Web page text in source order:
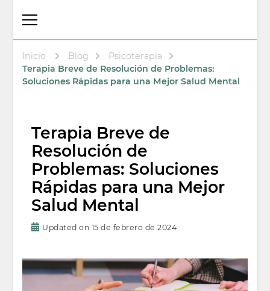
Laboral y
Psicoterapeuta
Inicio Blog
Psicoterapia
Terapia Breve de Resolución de Problemas:
Soluciones Rápidas para una Mejor Salud Mental
Terapia Breve de
Resolución de
Problemas: Soluciones
Rápidas para una Mejor
Salud Mental
Updated on 15 de febrero de 2024